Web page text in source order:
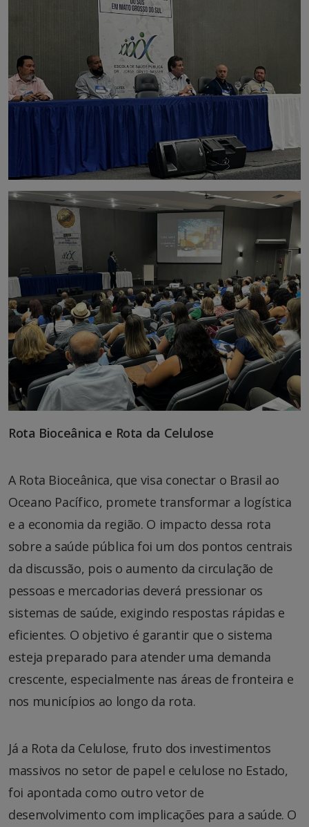
Rota Bioceânica e Rota da Celulose
A Rota Bioceânica, que visa conectar o Brasil ao
Oceano Pacífico, promete transformar a logística
e a economia da região. O impacto dessa rota
sobre a saúde pública foi um dos pontos centrais
da discussão, pois o aumento da circulação de
pessoas e mercadorias deverá pressionar os
sistemas de saúde, exigindo respostas rápidas e
eficientes. O objetivo é garantir que o sistema
esteja preparado para atender uma demanda
crescente, especialmente nas áreas de fronteira e
nos municípios ao longo da rota.
Já a Rota da Celulose, fruto dos investimentos
massivos no setor de papel e celulose no Estado,
foi apontada como outro vetor de
desenvolvimento com implicações para a saúde. O